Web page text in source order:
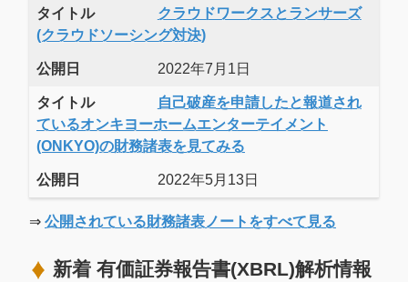
タイトル
クラウドワークスとランサーズ
(クラウドソーシング対決)
公開日 2022年7月1日
タイトル
自己破産を申請したと報道され
ているオンキヨーホームエンターテイメント
(ONKYO)の財務諸表を見てみる
公開日 2022年5月13日
⇒ 公開されている財務諸表ノートをすべて見る
新着 有価証券報告書(XBRL)解析情報